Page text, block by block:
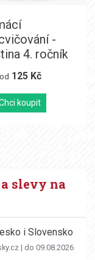
-
4. ročník
125 Kč
koupit
slevy na
i Slovensko
| do 09.08.2026